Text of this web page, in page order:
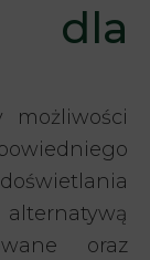
dla
oraz